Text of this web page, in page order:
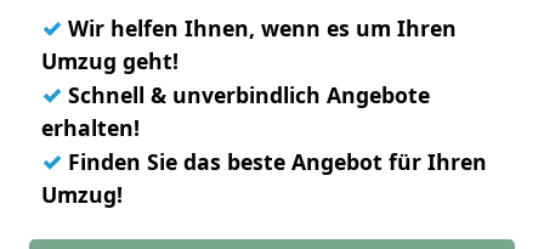
✓ Wir helfen Ihnen, wenn es um Ihren
Umzug geht!
✓ Schnell & unverbindlich Angebote
erhalten!
✓ Finden Sie das beste Angebot für Ihren
Umzug!